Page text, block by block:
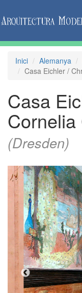
Inici Alemanya
Casa Eichler /
Casa
(Dresden)